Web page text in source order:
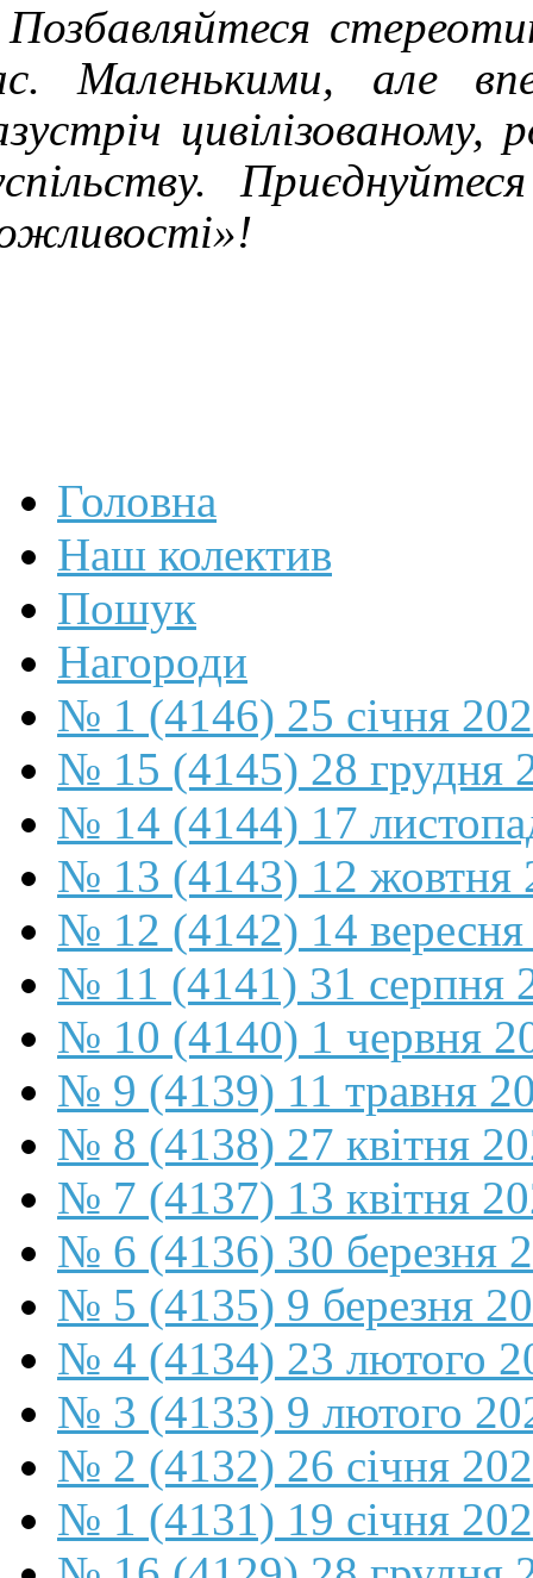
Позбавляйтеся
Маленькими, але
цивілізованому,
Головна
Наш колектив
Пошук
Нагороди
№ 1 (4146) 25 січня
№ 15 (4145) 28 грудня
№ 14 (4144) 17
№ 13 (4143) 12 жовтня
№ 12 (4142) 14
№ 11 (4141) 31 серпня
№ 10 (4140) 1 червня
№ 9 (4139) 11 травня
№ 8 (4138) 27 квітня
№ 7 (4137) 13 квітня
№ 6 (4136) 30 березня
№ 5 (4135) 9 березня
№ 4 (4134) 23 лютого
№ 3 (4133) 9 лютого
№ 2 (4132) 26 січня
№ 1 (4131) 19 січня